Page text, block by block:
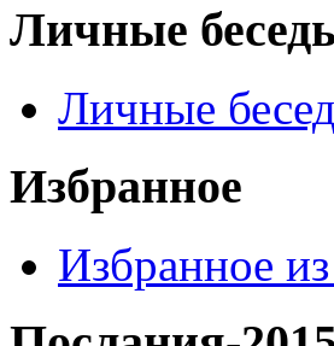
Личные
Личные
Избранное
Избранное